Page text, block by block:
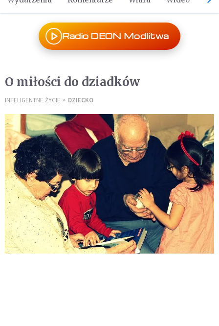
Radio DEON Modlitwa
O miłości do dziadków
INTELIGENTNE ŻYCIE DZIECKO